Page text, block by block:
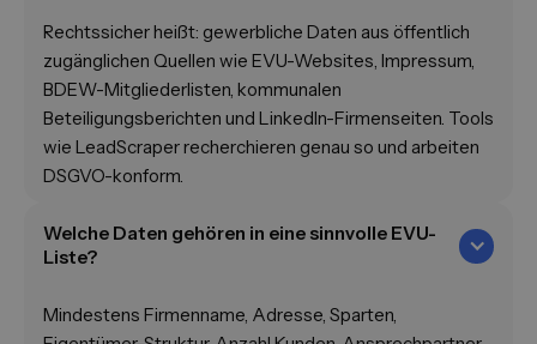
Rechtssicher heißt: gewerbliche Daten aus öffentlich
zugänglichen Quellen wie EVU-Websites, Impressum,
BDEW-Mitgliederlisten, kommunalen
Beteiligungsberichten und LinkedIn-Firmenseiten. Tools
wie LeadScraper recherchieren genau so und arbeiten
DSGVO-konform.
Welche Daten gehören in eine sinnvolle EVU-
Liste?
Mindestens Firmenname, Adresse, Sparten,